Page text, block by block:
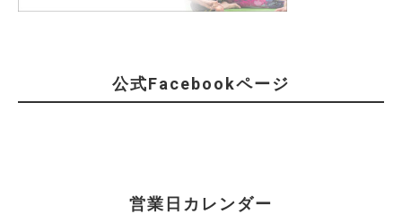
公式Facebookページ
営業日カレンダー